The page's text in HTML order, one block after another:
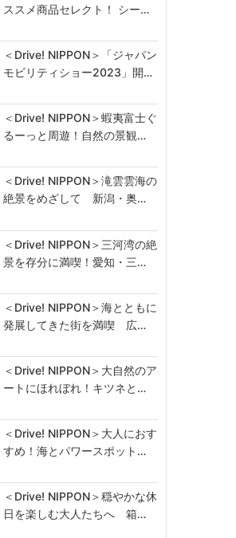
ススメ商品セレクト！ シー…
＜Drive! NIPPON＞「ジャパン
モビリティショー2023」開…
＜Drive! NIPPON＞蝦夷富士ぐ
るーっと周遊！自然の景観…
＜Drive! NIPPON＞滝雲雲海の
絶景をめざして 新潟・奥…
＜Drive! NIPPON＞三河湾の絶
景を存分に満喫！愛知・三…
＜Drive! NIPPON＞海とともに
発展してきた街を満喫 広…
＜Drive! NIPPON＞大自然のア
ートにほれぼれ！キツネと…
＜Drive! NIPPON＞大人におす
すめ！海とパワースポット…
＜Drive! NIPPON＞穏やかな休
日を楽しむ大人たちへ 箱…